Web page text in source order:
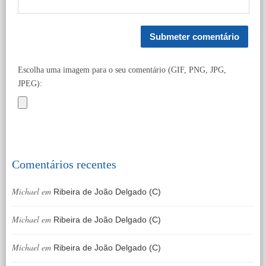
Escolha uma imagem para o seu comentário (GIF, PNG, JPG,
JPEG):
Comentários recentes
Michael em Ribeira de João Delgado (C)
Michael em Ribeira de João Delgado (C)
Michael em Ribeira de João Delgado (C)